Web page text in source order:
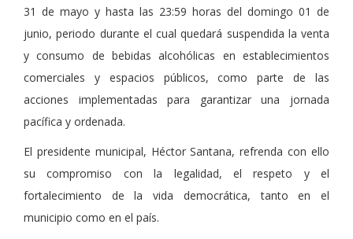
31 de mayo y hasta las 23:59 horas del domingo 01 de
junio, periodo durante el cual quedará suspendida la venta
y consumo de bebidas alcohólicas en establecimientos
comerciales y espacios públicos, como parte de las
acciones implementadas para garantizar una jornada
pacífica y ordenada.
El presidente municipal, Héctor Santana, refrenda con ello
su compromiso con la legalidad, el respeto y el
fortalecimiento de la vida democrática, tanto en el
municipio como en el país.